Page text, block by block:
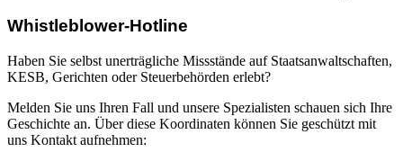
Whistleblower-Hotline
Haben Sie selbst unerträgliche Missstände auf Staatsanwaltschaften,
KESB, Gerichten oder Steuerbehörden erlebt?
Melden Sie uns Ihren Fall und unsere Spezialisten schauen sich Ihre
Geschichte an. Über diese Koordinaten können Sie geschützt mit
uns Kontakt aufnehmen: